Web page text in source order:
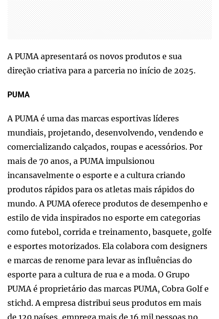
A PUMA apresentará os novos produtos e sua
direção criativa para a parceria no início de 2025.
PUMA
A PUMA é uma das marcas esportivas líderes
mundiais, projetando, desenvolvendo, vendendo e
comercializando calçados, roupas e acessórios. Por
mais de 70 anos, a PUMA impulsionou
incansavelmente o esporte e a cultura criando
produtos rápidos para os atletas mais rápidos do
mundo. A PUMA oferece produtos de desempenho e
estilo de vida inspirados no esporte em categorias
como futebol, corrida e treinamento, basquete, golfe
e esportes motorizados. Ela colabora com designers
e marcas de renome para levar as influências do
esporte para a cultura de rua e a moda. O Grupo
PUMA é proprietário das marcas PUMA, Cobra Golf e
stichd. A empresa distribui seus produtos em mais
de 120 países, emprega mais de 16 mil pessoas no